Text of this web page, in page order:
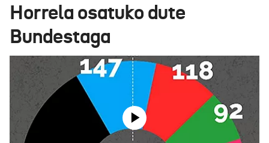
Eguraldia
Horrela osatuko dute
Bundestaga